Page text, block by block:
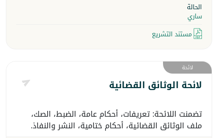
الحالة
ساري
مستند التشريع
لائحة
لائحة الوثائق القضائية
تضمنت اللائحة: تعريفات، أحكام عامة، الضبط، الصك،
ملف الوثائق القضائية، أحكام ختامية، النشر والنفاذ.